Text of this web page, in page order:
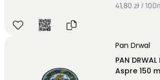
41,80 zł /
Pan Drwal
PAN DRWAL
Aspre 150